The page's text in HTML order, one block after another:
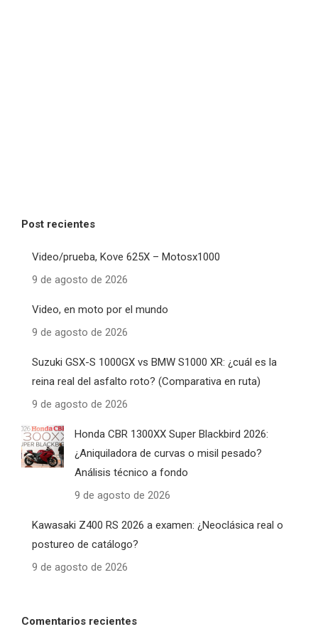
Post recientes
Video/prueba, Kove 625X – Motosx1000
9 de agosto de 2026
Video, en moto por el mundo
9 de agosto de 2026
Suzuki GSX-S 1000GX vs BMW S1000 XR: ¿cuál es la
reina real del asfalto roto? (Comparativa en ruta)
9 de agosto de 2026
Honda CBR 1300XX Super Blackbird 2026:
¿Aniquiladora de curvas o misil pesado?
Análisis técnico a fondo
9 de agosto de 2026
Kawasaki Z400 RS 2026 a examen: ¿Neoclásica real o
postureo de catálogo?
9 de agosto de 2026
Comentarios recientes